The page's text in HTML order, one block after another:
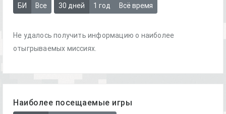
БИ Все 30 дней 1 год Всё время
Не удалось получить информацию о наиболее
отыгрываемых миссиях.
Наиболее посещаемые игры